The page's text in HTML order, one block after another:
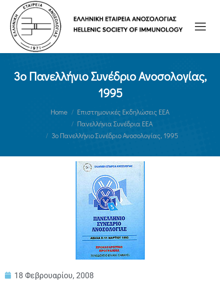
3ο Πανελλήνιο Συνέδριο Ανοσολογίας,
1995
You are here:Home
Επιστημονικές Εκδηλώσεις ΕΕΑ
Πανελλήνια Συνέδρια ΕΕΑ
3ο Πανελλήνιο Συνέδριο Ανοσολογίας, 1995
18 Φεβρουαρίου, 2008